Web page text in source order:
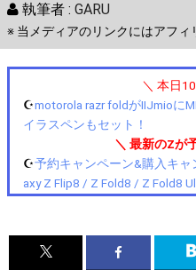
執筆者 : GARU
※ 当メディアのリンクにはアフ
＼ 本日
☪️motorola razr foldがIIJmioに
イラスペンもセット！
＼ 最新のZが
☪️予約キャンペーン&購入キャ
axy Z Flip8 / Z Fold8 / Z Fold8